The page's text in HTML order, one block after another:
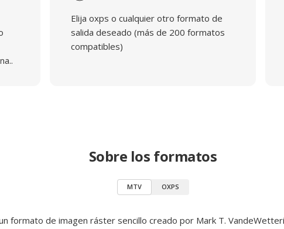
Elija oxps o cualquier otro formato de
salida deseado (más de 200 formatos
compatibles)
Sobre los formatos
MTV OXPS
formato de imagen ráster sencillo creado por Mark T.